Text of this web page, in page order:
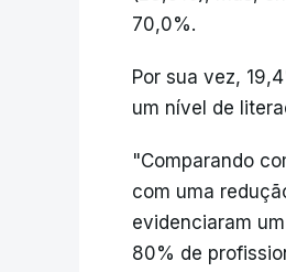
70,0%.
Por sua vez,
um nível de
"Comparando
com uma
evidenciaram
80% de